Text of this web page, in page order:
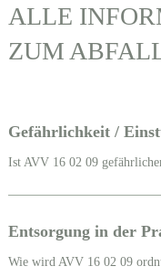
ALLE
ZUM
Gefährlichkeit /
Ist AVV 16 02 09
Entsorgung in der
Wie wird AVV 16 02 09